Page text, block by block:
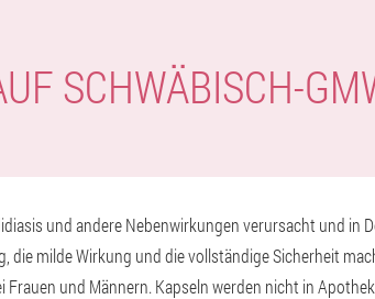
SCHWÄBISCH-
und andere Nebenwirkungen verursacht und in
milde Wirkung und die vollständige Sicherheit
und Männern. Kapseln werden nicht in